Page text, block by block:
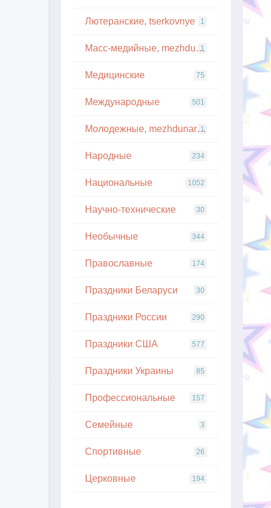
Лютеранские, tserkovnye 1
Масс-медийные, mezhdunarodnye
1
Медицинские 75
Международные 501
Молодежные, mezhdunarodnye
1
Народные 234
Национальные 1052
Научно-технические 30
Необычные 344
Православные 174
Праздники Беларуси 30
Праздники России 290
Праздники США 577
Праздники Украины 85
Профессиональные 157
Семейные 3
Спортивные 26
Церковные 194